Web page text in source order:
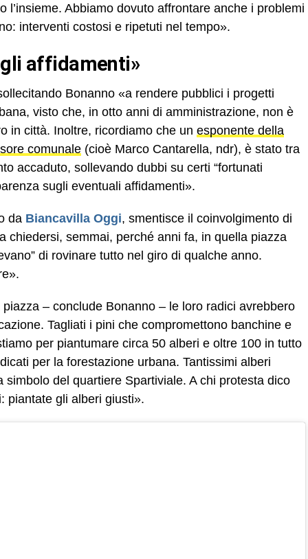
l’insieme. Abbiamo dovuto affrontare anche i problemi
interventi costosi e ripetuti nel tempo».
affidamenti»
Bonanno «a rendere pubblici i progetti
visto che, in otto anni di amministrazione, non è
in città. Inoltre, ricordiamo che un esponente della
comunale (cioè Marco Cantarella, ndr), è stato tra
accaduto, sollevando dubbi su certi “fortunati
sugli eventuali affidamenti».
da Biancavilla Oggi, smentisce il coinvolgimento di
chiedersi, semmai, perché anni fa, in quella piazza
di rovinare tutto nel giro di qualche anno.
– conclude Bonanno – le loro radici avrebbero
Tagliati i pini che compromettono banchine e
per piantumare circa 50 alberi e oltre 100 in tutto
per la forestazione urbana. Tantissimi alberi
simbolo del quartiere Spartiviale. A chi protesta dico
piantate gli alberi giusti».